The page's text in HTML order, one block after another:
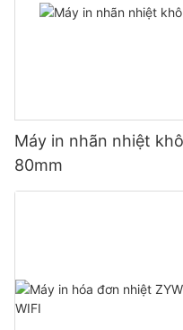
Máy in nhãn nhiệt
80mm